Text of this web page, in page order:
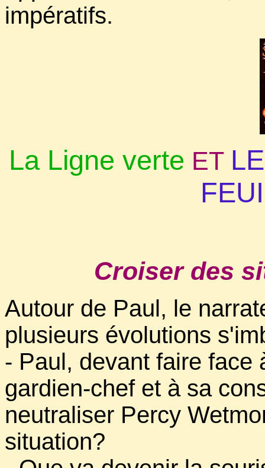
impératifs.
La Ligne verte ET
Croiser des
Autour de Paul, le
plusieurs évolutions
- Paul, devant faire face
gardien-chef et à sa
neutraliser Percy
situation?